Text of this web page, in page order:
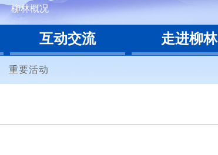
柳林概况
互动交流 走进柳林
重要活动